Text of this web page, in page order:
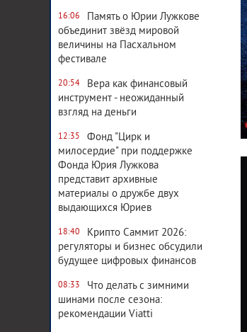
16:06
Память о Юрии Лужкове
объединит звёзд мировой
величины на Пасхальном
фестивале
20:54
Вера как финансовый
инструмент - неожиданный
взгляд на деньги
12:35
Фонд "Цирк и
милосердие" при поддержке
Фонда Юрия Лужкова
представит архивные
материалы о дружбе двух
выдающихся Юриев
18:40
Крипто Саммит 2026:
регуляторы и бизнес обсудили
будущее цифровых финансов
08:33
Что делать с зимними
шинами после сезона:
рекомендации Viatti